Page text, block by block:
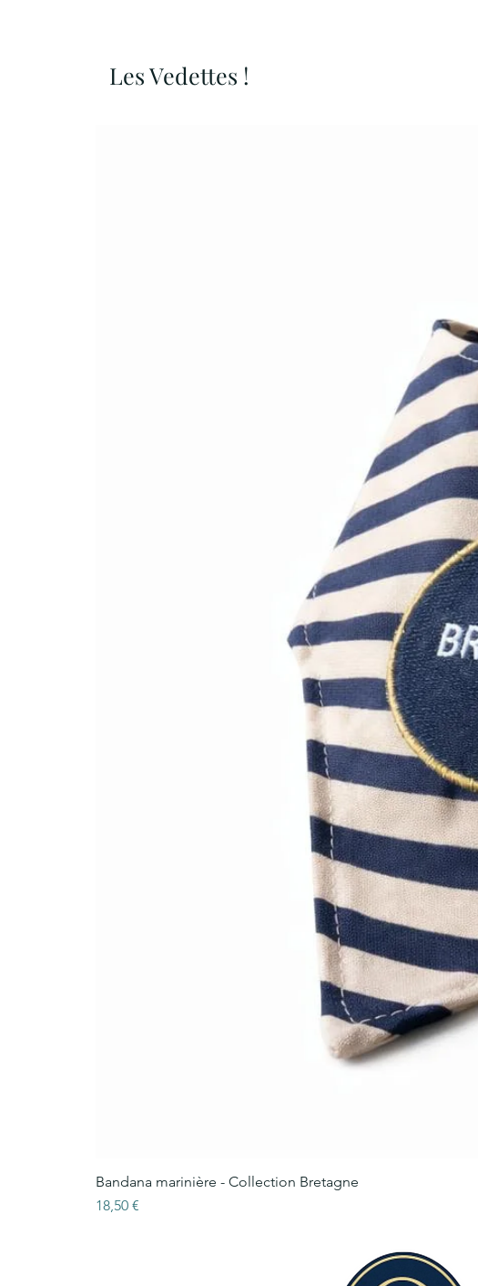
Les Vedettes !
Bandana marinière - Collection Bretagne
Prix
18,50 €